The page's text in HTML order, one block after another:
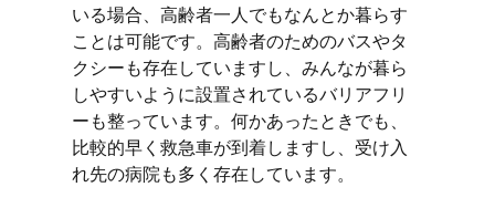
いる場合、高齢者一人でもなんとか暮らす
ことは可能です。高齢者のためのバスやタ
クシーも存在していますし、みんなが暮ら
しやすいように設置されているバリアフリ
ーも整っています。何かあったときでも、
比較的早く救急車が到着しますし、受け入
れ先の病院も多く存在しています。